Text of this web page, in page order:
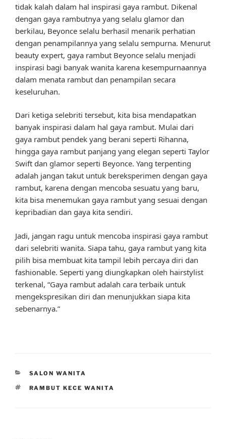
tidak kalah dalam hal inspirasi gaya rambut. Dikenal
dengan gaya rambutnya yang selalu glamor dan
berkilau, Beyonce selalu berhasil menarik perhatian
dengan penampilannya yang selalu sempurna. Menurut
beauty expert, gaya rambut Beyonce selalu menjadi
inspirasi bagi banyak wanita karena kesempurnaannya
dalam menata rambut dan penampilan secara
keseluruhan.
Dari ketiga selebriti tersebut, kita bisa mendapatkan
banyak inspirasi dalam hal gaya rambut. Mulai dari
gaya rambut pendek yang berani seperti Rihanna,
hingga gaya rambut panjang yang elegan seperti Taylor
Swift dan glamor seperti Beyonce. Yang terpenting
adalah jangan takut untuk bereksperimen dengan gaya
rambut, karena dengan mencoba sesuatu yang baru,
kita bisa menemukan gaya rambut yang sesuai dengan
kepribadian dan gaya kita sendiri.
Jadi, jangan ragu untuk mencoba inspirasi gaya rambut
dari selebriti wanita. Siapa tahu, gaya rambut yang kita
pilih bisa membuat kita tampil lebih percaya diri dan
fashionable. Seperti yang diungkapkan oleh hairstylist
terkenal, “Gaya rambut adalah cara terbaik untuk
mengekspresikan diri dan menunjukkan siapa kita
sebenarnya.”
CATEGORIES
SALON WANITA
TAGS
RAMBUT KECE WANITA